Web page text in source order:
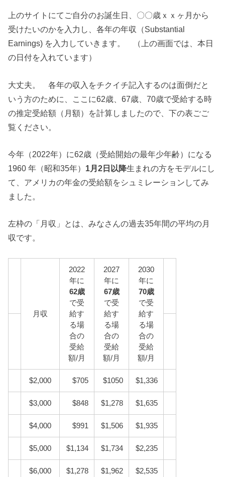
上のサイトにてご自分のお誕生日、〇〇歳ｘｘヶ月から
受けたいのかを入力し、各年の年収（Substantial
Earnings) を入力していきます。 （上の画面では、本日
の日付を入れています）
大丈夫。 各年の収入をチクイチ記入するのは面倒だと
いう方のために、ここに62歳、67歳、70歳で受給する時
の推定受給額（月額）を計算しましたので、下の表ごご
覧ください。
今年（2022年）に62歳（受給開始の最年少年齢）になる
1960 年（昭和35年） 1月2日以降生まれの方をモデルにし
て、アメリカの年金の受給額をシュミレーションしてみ
ました。
左枠の「月収」とは、みなさんの過去35年間の平均の月
収です。
月収
2022
年に
62歳
で受
給す
る場
合の
受給
額/月
2027
年に
67歳
で受
給す
る場
合の
受給
額/月
2030
年に
70歳
で受
給す
る場
合の
受給
額/月
$2,000 $705 $1050 $1,336
$3,000 $848 $1,278 $1,635
$4,000 $991 $1,506 $1,935
$5,000 $1,134 $1,734 $2,235
$6,000 $1,278 $1,962 $2,535